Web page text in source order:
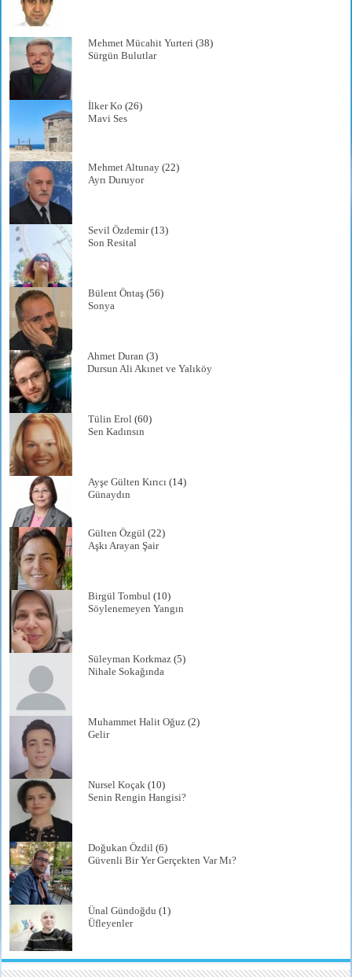
Mehmet Mücahit Yurteri (38)
Sürgün Bulutlar
İlker Ko (26)
Mavi Ses
Mehmet Altunay (22)
Ayrı Duruyor
Sevil Özdemir(13)
Son Resital
Bülent Öntaş (56)
Sonya
Ahmet Duran (3)
Dursun Ali Akınet ve Yalıköy
Tülin Erol (60)
Sen Kadınsın
Ayşe Gülten Kırıcı (14)
Günaydın
Gülten Özgül (22)
Aşkı Arayan Şair
Birgül Tombul (10)
Söylenemeyen Yangın
Süleyman Korkmaz (5)
Nihale Sokağında
Muhammet Halit Oğuz (2)
Gelir
Nursel Koçak (10)
Senin Rengin Hangisi?
Doğukan Özdil (6)
Güvenli Bir Yer Gerçekten Var Mı?
Ünal Gündoğdu (1)
Üfleyenler